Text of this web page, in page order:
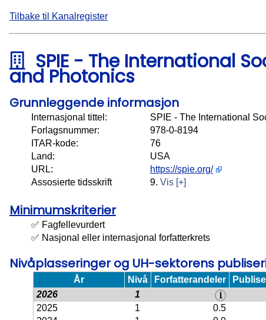
Tilbake til Kanalregister
SPIE - The International
and Photonics
Grunnleggende informasjon
Internasjonal tittel:
SPIE - The International
Forlagsnummer:
978-0-8194
ITAR-kode:
76
Land:
USA
URL:
https://spie.org/
Assosierte tidsskrift
9. Vis [+]
Minimumskriterier
✅ Fagfellevurdert
✅ Nasjonal eller internasjonal forfatterkrets
Nivåplasseringer og UH-sektorens
År Nivå Forfatterandeler
2026
1
2025
1 0.5